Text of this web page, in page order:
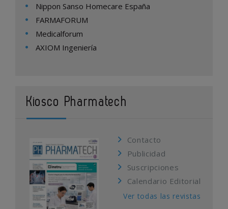
Nippon Sanso Homecare España
FARMAFORUM
Medicalforum
AXIOM Ingeniería
Kiosco Pharmatech
Contacto
Publicidad
Suscripciones
Calendario Editorial
Ver todas las revistas